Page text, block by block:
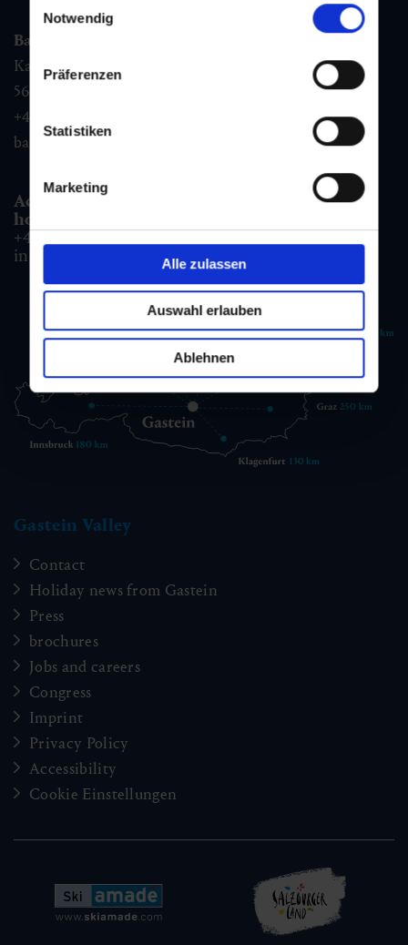
Nutzung der Dienste gesammelt haben.
Notwendig
Präferenzen
Statistiken
Marketing
Alle zulassen
Auswahl erlauben
Ablehnen
Bad Gastein
Kaiser Franz Josefstr. 27,
5640
+43 6432 3393 560
badgastein@gastein.com
Accommodation information & Booking
hotline:
+43 6432 3393 990
info@gastein.com
Gastein Valley
Contact
Holiday news from Gastein
Press
brochures
Jobs and careers
Congress
Imprint
Privacy Policy
Accessibility
Cookie Einstellungen